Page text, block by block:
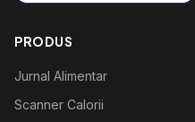
PRODUS
Jurnal Alimentar
Scanner Calorii